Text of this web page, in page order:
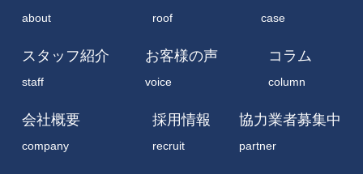
about roof case
スタッフ紹介
staff
お客様の声
voice
コラム
column
会社概要
company
採用情報
recruit
協力業者募集中
partner